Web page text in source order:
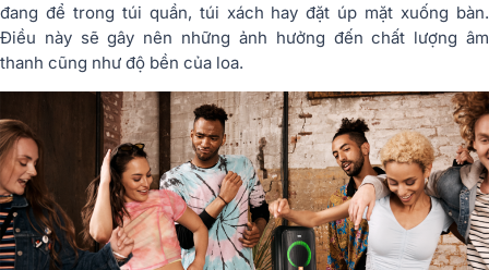
đang để trong túi quần, túi xách hay đặt úp mặt xuống bàn.
Điều này sẽ gây nên những ảnh hưởng đến chất lượng âm
thanh cũng như độ bền của loa.